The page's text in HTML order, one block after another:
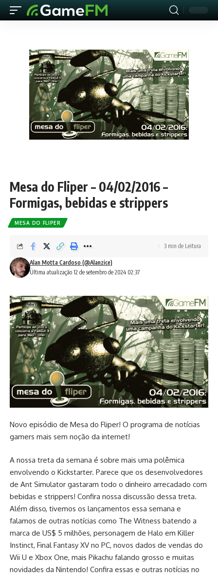
Mesa do Fliper – 04/02/2016 –
Formigas, bebidas e strippers
MESA DO FLIPER
Última atualização 12 de setembro de 2024 02:37
Alan Motta Cardoso (@Alanzice)
3 min de Leitura
Novo episódio de Mesa do Fliper! O programa de notícias
gamers mais sem noção da internet!
A nossa treta da semana é sobre mais uma polêmica
envolvendo o Kickstarter. Parece que os desenvolvedores
de Ant Simulator gastaram todo o dinheiro arrecadado com
bebidas e strippers! Confira nossa discussão dessa treta.
Além disso, tivemos os lançamentos essa semana e
falamos de outras notícias como The Witness batendo a
marca de US$ 5 milhões, personagem de Halo em Killer
Instinct, Final Fantasy XV no PC, novos dados de vendas do
Wii U e Xbox One, mais Pikachu falando grosso e muitas
novidades da Nintendo! Confira essas e outras notícias no